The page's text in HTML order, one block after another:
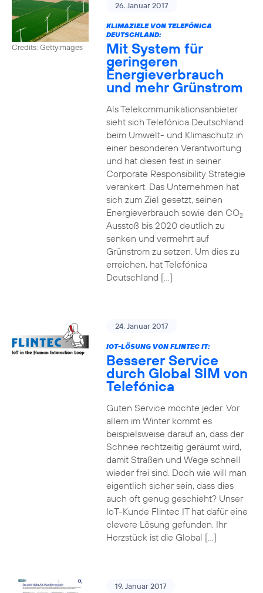
Credits: Gettyimages
26. Januar 2017
KLIMAZIELE VON TELEFÓNICA
DEUTSCHLAND:
Mit System für
geringeren
Energieverbrauch
und mehr Grünstrom
Als Telekommunikationsanbieter
sieht sich Telefónica Deutschland
beim Umwelt- und Klimaschutz in
einer besonderen Verantwortung
und hat diesen fest in seiner
Corporate Responsibility Strategie
verankert. Das Unternehmen hat
sich zum Ziel gesetzt, seinen
Energieverbrauch sowie den CO2
Ausstoß bis 2020 deutlich zu
senken und vermehrt auf
Grünstrom zu setzen. Um dies zu
erreichen, hat Telefónica
Deutschland […]
24. Januar 2017
IOT-LÖSUNG VON FLINTEC IT:
Besserer Service
durch Global SIM von
Telefónica
Guten Service möchte jeder. Vor
allem im Winter kommt es
beispielsweise darauf an, dass der
Schnee rechtzeitig geräumt wird,
damit Straßen und Wege schnell
wieder frei sind. Doch wie will man
eigentlich sicher sein, dass dies
auch oft genug geschieht? Unser
IoT-Kunde Flintec IT hat dafür eine
clevere Lösung gefunden. Ihr
Herzstück ist die Global […]
19. Januar 2017